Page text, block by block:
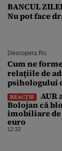
BANCUL
Nu pot face
Descopera.ro
Cum ne
relațiile de
psihologului
felul în care
REACȚIE
AUR
Bolojan că
imobiliare de
euro
12:32